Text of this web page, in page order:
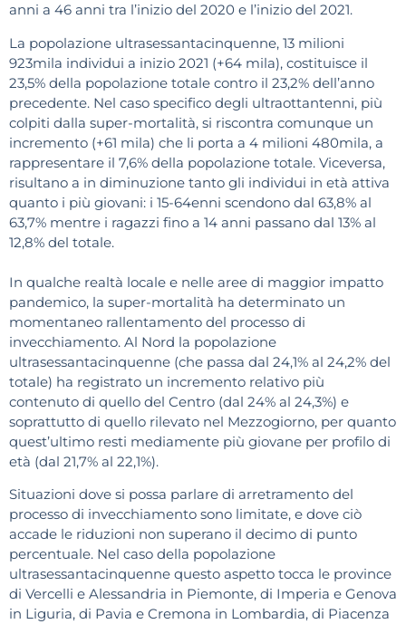
anni a 46 anni tra l’inizio del 2020 e l’inizio del 2021.
La popolazione ultrasessantacinquenne, 13 milioni
923mila individui a inizio 2021 (+64 mila), costituisce il
23,5% della popolazione totale contro il 23,2% dell’anno
precedente. Nel caso specifico degli ultraottantenni, più
colpiti dalla super-mortalità, si riscontra comunque un
incremento (+61 mila) che li porta a 4 milioni 480mila, a
rappresentare il 7,6% della popolazione totale. Viceversa,
risultano a in diminuzione tanto gli individui in età attiva
quanto i più giovani: i 15-64enni scendono dal 63,8% al
63,7% mentre i ragazzi fino a 14 anni passano dal 13% al
12,8% del totale.
In qualche realtà locale e nelle aree di maggior impatto
pandemico, la super-mortalità ha determinato un
momentaneo rallentamento del processo di
invecchiamento. Al Nord la popolazione
ultrasessantacinquenne (che passa dal 24,1% al 24,2% del
totale) ha registrato un incremento relativo più
contenuto di quello del Centro (dal 24% al 24,3%) e
soprattutto di quello rilevato nel Mezzogiorno, per quanto
quest’ultimo resti mediamente più giovane per profilo di
età (dal 21,7% al 22,1%).
Situazioni dove si possa parlare di arretramento del
processo di invecchiamento sono limitate, e dove ciò
accade le riduzioni non superano il decimo di punto
percentuale. Nel caso della popolazione
ultrasessantacinquenne questo aspetto tocca le province
di Vercelli e Alessandria in Piemonte, di Imperia e Genova
in Liguria, di Pavia e Cremona in Lombardia, di Piacenza